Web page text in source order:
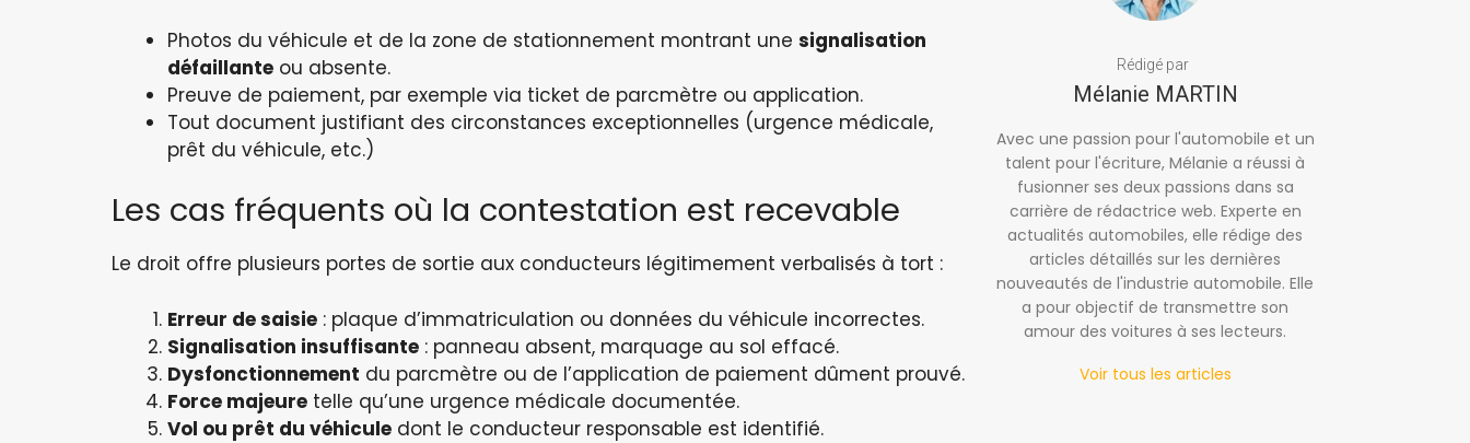
Photos du véhicule et de la zone de stationnement montrant une signalisation
défaillante ou absente.
Preuve de paiement, par exemple via ticket de parcmètre ou application.
Tout document justifiant des circonstances exceptionnelles (urgence médicale,
prêt du véhicule, etc.)
Les cas fréquents où la contestation est recevable
Le droit offre plusieurs portes de sortie aux conducteurs légitimement verbalisés à tort :
Erreur de saisie : plaque d’immatriculation ou données du véhicule incorrectes.
Signalisation insuffisante : panneau absent, marquage au sol effacé.
Dysfonctionnement du parcmètre ou de l’application de paiement dûment prouvé.
Force majeure telle qu’une urgence médicale documentée.
Vol ou prêt du véhicule dont le conducteur responsable est identifié.
Rédigé par
Mélanie MARTIN
Avec une passion pour l'automobile et un
talent pour l'écriture, Mélanie a réussi à
fusionner ses deux passions dans sa
carrière de rédactrice web. Experte en
actualités automobiles, elle rédige des
articles détaillés sur les dernières
nouveautés de l'industrie automobile. Elle
a pour objectif de transmettre son
amour des voitures à ses lecteurs.
Voir tous les articles